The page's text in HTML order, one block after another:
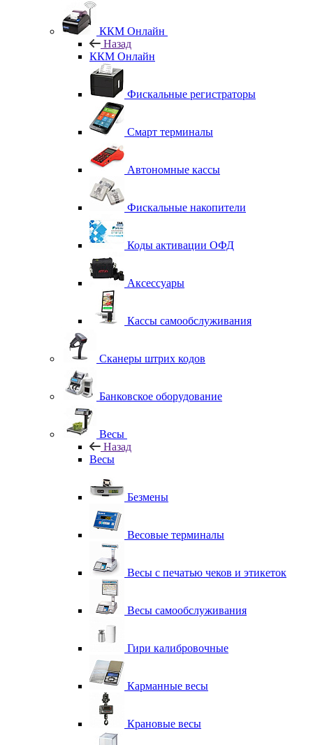
ККМ Онлайн
Назад
ККМ Онлайн
Фискальные регистраторы
Смарт терминалы
Автономные кассы
Фискальные накопители
Коды активации ОФД
Аксессуары
Кассы самообслуживания
Сканеры штрих кодов
Банковское оборудование
Весы
Назад
Весы
Безмены
Весовые терминалы
Весы с печатью чеков и этикеток
Весы самообслуживания
Гири калибровочные
Карманные весы
Крановые весы